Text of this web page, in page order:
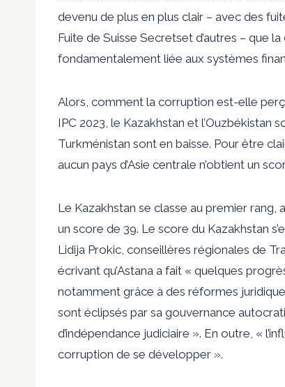
devenu de plus en plus clair – avec des
Fuite de Suisse Secretset d’autres – que
fondamentalement liée aux systèmes
Alors, comment la corruption est-elle
IPC 2023 , le Kazakhstan et l’Ouzbékistan
Turkménistan sont en baisse. Pour être
aucun pays d’Asie centrale n’obtient un
Le Kazakhstan se classe au premier rang,
un score de 39. Le score du Kazakhstan
Lidija Prokic, conseillères régionales de
écrivant qu’Astana a fait « quelques
notamment grâce à des réformes
sont éclipsés par sa gouvernance
d’indépendance judiciaire ». En outre, «
corruption de se développer ».